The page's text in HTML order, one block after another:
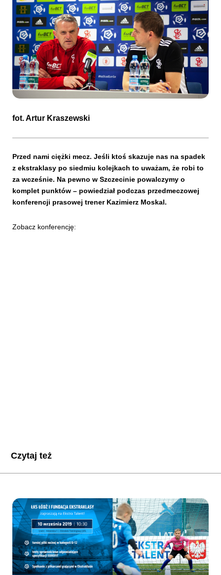
SKLEP KUP BILET
fot.Artur Kraszewski
Przed nami ciężki mecz. Jeśli ktoś skazuje nas na spadek
z ekstraklasy po siedmiu kolejkach to uważam, że robi to
za wcześnie. Na pewno w Szczecinie powalczymy o
komplet punktów – powiedział podczas przedmeczowej
konferencji prasowej trener Kazimierz Moskal.
Zobacz konferencję:
Czytaj też